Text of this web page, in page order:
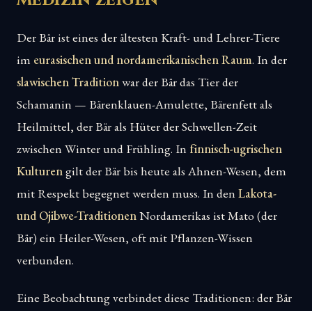
Der Bär ist eines der ältesten Kraft- und Lehrer-Tiere
im eurasischen und nordamerikanischen Raum. In der
slawischen Traditionwar der Bär das Tier der
Schamanin — Bärenklauen-Amulette, Bärenfett als
Heilmittel, der Bär als Hüter der Schwellen-Zeit
zwischen Winter und Frühling. In finnisch-ugrischen
Kulturengilt der Bär bis heute als Ahnen-Wesen, dem
mit Respekt begegnet werden muss. In den Lakota-
und Ojibwe-TraditionenNordamerikas ist Mato (der
Bär) ein Heiler-Wesen, oft mit Pflanzen-Wissen
verbunden.
Eine Beobachtung verbindet diese Traditionen: der Bär